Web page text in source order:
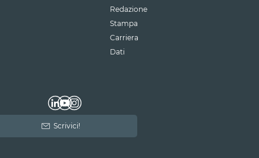
Redazione
Stampa
Carriera
Dati
Scrivici!